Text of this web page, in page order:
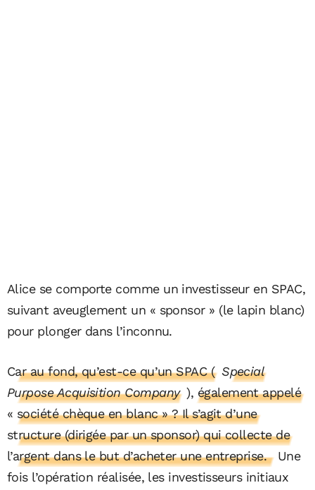
Alice se comporte comme un investisseur en SPAC,
suivant aveuglement un « sponsor » (le lapin blanc)
pour plonger dans l’inconnu.
Car au fond, qu’est-ce qu’un SPAC ( Special
Purpose Acquisition Company ), également appelé
« société chèque en blanc » ? Il s’agit d’une
structure (dirigée par un sponsor) qui collecte de
l’argent dans le but d’acheter une entreprise. Une
fois l’opération réalisée, les investisseurs initiaux